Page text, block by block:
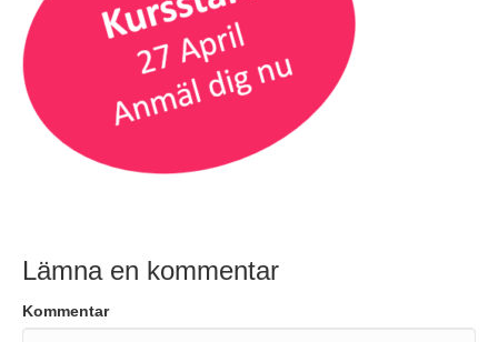
Lämna en kommentar
Kommentar